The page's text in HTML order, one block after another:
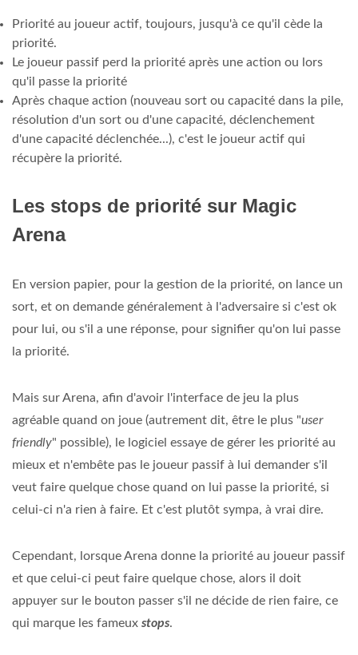
Priorité au joueur actif, toujours, jusqu'à ce qu'il cède la
priorité.
Le joueur passif perd la priorité après une action ou lors
qu'il passe la priorité
Après chaque action (nouveau sort ou capacité dans la pile,
résolution d'un sort ou d'une capacité, déclenchement
d'une capacité déclenchée...), c'est le joueur actif qui
récupère la priorité.
Les stops de priorité sur Magic
Arena
En version papier, pour la gestion de la priorité, on lance un
sort, et on demande généralement à l'adversaire si c'est ok
pour lui, ou s'il a une réponse, pour signifier qu'on lui passe
la priorité.
Mais sur Arena, afin d'avoir l'interface de jeu la plus
agréable quand on joue (autrement dit, être le plus "user
friendly" possible), le logiciel essaye de gérer les priorité au
mieux et n'embête pas le joueur passif à lui demander s'il
veut faire quelque chose quand on lui passe la priorité, si
celui-ci n'a rien à faire. Et c'est plutôt sympa, à vrai dire.
Cependant, lorsque Arena donne la priorité au joueur passif
et que celui-ci peut faire quelque chose, alors il doit
appuyer sur le bouton passer s'il ne décide de rien faire, ce
qui marque les fameux stops.